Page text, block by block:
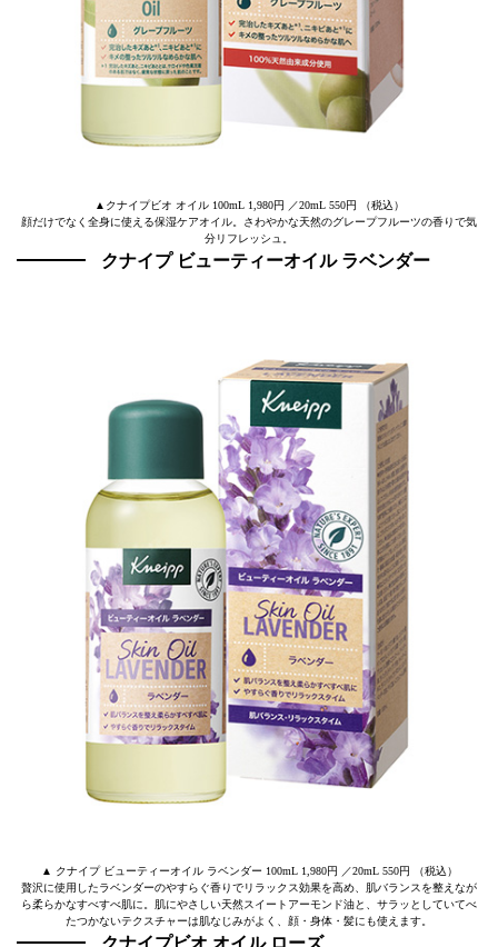
▲クナイプビオ オイル 100mL 1,980円 ／20mL 550円 （税込）
顔だけでなく全身に使える保湿ケアオイル。さわやかな天然のグレープフルーツの香りで気
分リフレッシュ。
クナイプ ビューティーオイル ラベンダー
▲ クナイプ ビューティーオイル ラベンダー 100mL 1,980円 ／20mL 550円 （税込）
贅沢に使用したラベンダーのやすらぐ香りでリラックス効果を高め、肌バランスを整えなが
ら柔らかなすべすべ肌に。肌にやさしい天然スイートアーモンド油と、サラッとしていてべ
たつかないテクスチャーは肌なじみがよく、顔・身体・髪にも使えます。
クナイプビオ オイル ローズ